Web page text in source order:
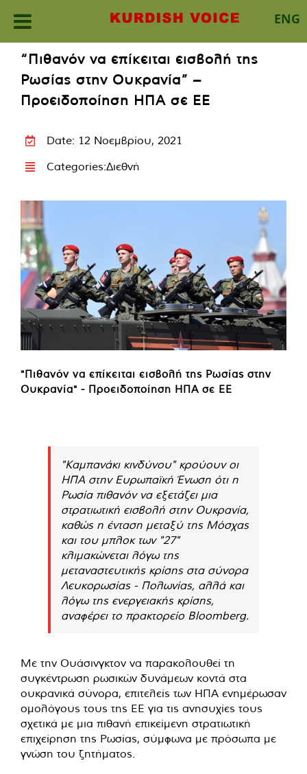
ENG
content
“Πιθανόν να επίκειται εισβολή της
Ρωσίας στην Ουκρανία” –
Προειδοποίηση ΗΠΑ σε ΕΕ
Date: 12 Νοεμβρίου, 2021
Categories:Διεθνή
"Πιθανόν να επίκειται εισβολή της Ρωσίας στην
Ουκρανία" - Προειδοποίηση ΗΠΑ σε ΕΕ
"Καμπανάκι κινδύνου" κρούουν οι
ΗΠΑ στην Ευρωπαϊκή Ένωση ότι η
Ρωσία πιθανόν να εξετάζει μια
στρατιωτική εισβολή στην Ουκρανία,
καθώς η ένταση μεταξύ της Μόσχας
και του μπλοκ των "27"
κλιμακώνεται λόγω της
μεταναστευτικής κρίσης στα σύνορα
Λευκορωσίας - Πολωνίας, αλλά και
λόγω της ενεργειακής κρίσης,
αναφέρει το πρακτορείο Bloomberg.
Με την Ουάσινγκτον να παρακολουθεί τη
συγκέντρωση ρωσικών δυνάμεων κοντά στα
ουκρανικά σύνορα, επιτελείς των ΗΠΑ ενημέρωσαν
ομολόγους τους της ΕΕ για τις ανησυχίες τους
σχετικά με μια πιθανή επικείμενη στρατιωτική
επιχείρηση της Ρωσίας, σύμφωνα με πρόσωπα με
γνώση του ζητήματος.